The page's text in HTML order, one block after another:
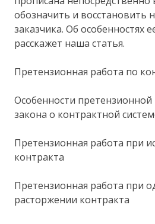
обозначить и восстановить
заказчика. Об особенностях
расскажет наша статья.
Претензионная работа по
Особенности претензионной
закона о контрактной
Претензионная работа при
контракта
Претензионная работа при
расторжении контракта